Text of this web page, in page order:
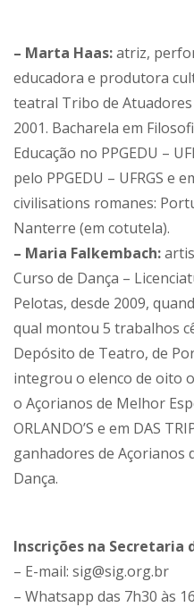
– Marta Haas:atriz,
educadora e produtora
teatral Tribo de
2001. Bacharela em
Educação no PPGEDU –
pelo PPGEDU – UFRGS e
civilisations romanes:
Nanterre (em cotutela).
– Maria Falkembach:
Curso de Dança –
Pelotas, desde 2009,
qual montou 5 trabalhos
Depósito de Teatro, de
integrou o elenco de oito
o Açorianos de Melhor
ORLANDO’S e em DAS
ganhadores de Açorianos
Dança.
Inscrições na Secretaria
– E-mail: sig@sig.org.br
– Whatsapp das 7h30 às